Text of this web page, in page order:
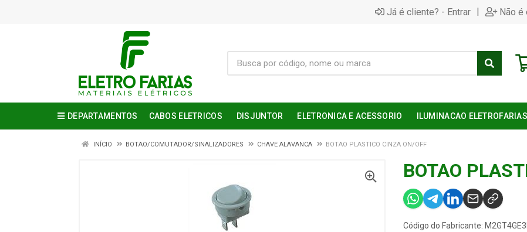
Já é cliente? - Entrar | Não é
DEPARTAMENTOS CABOS ELETRICOS DISJUNTOR ELETRONICA E ACESSORIO ILUMINACAO ELETROFARIAS
INÍCIO BOTAO/COMUTADOR/SINALIZADORES CHAVE ALAVANCA BOTAO PLASTICO CINZA ON/OFF
BOTAO
Código do Fabricante: